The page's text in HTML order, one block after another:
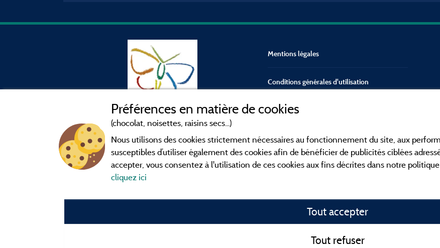
Mentions légales
Conditions générales d'utilisation
Contact
CGV
Préférences en matière de cookies
(chocolat, noisettes, raisins secs...)
Nous utilisons des cookies strictement nécessaires au fonctionnement du site, aux
susceptibles d’utiliser également des cookies afin de bénéficier de publicités ciblées
accepter, vous consentez à l'utilisation de ces cookies aux fins décrites dans notre
cliquez ici
Tout accepter
Tout refuser